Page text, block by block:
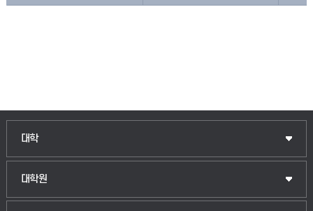
대학
대학원